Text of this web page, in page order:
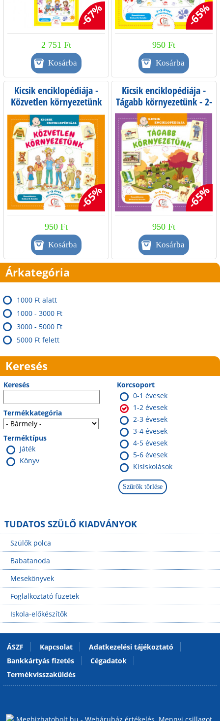
-67%
2 751 Ft
-65%
950 Ft
Kicsik enciklopédiája -
Közvetlen környezetünk
-65%
950 Ft
Kicsik enciklopédiája -
Tágabb környezetünk - 2-
5 éves gyermekeknek
-65%
950 Ft
Árkategória
1000 Ft alatt
1000 - 3000 Ft
3000 - 5000 Ft
5000 Ft felett
Keresés
Keresés
Termékkategória
Terméktípus
Játék
Könyv
Korcsoport
0-1 évesek
1-2 évesek
2-3 évesek
3-4 évesek
4-5 évesek
5-6 évesek
Kisiskolások
TUDATOS SZÜLŐ KIADVÁNYOK
Szülők polca
Babatanoda
Mesekönyvek
Foglalkoztató füzetek
Iskola-előkészítők
ÁSZF Kapcsolat
Adatkezelési tájékoztató
Bankkártyás fizetés
Cégadatok
Termékvisszaküldés